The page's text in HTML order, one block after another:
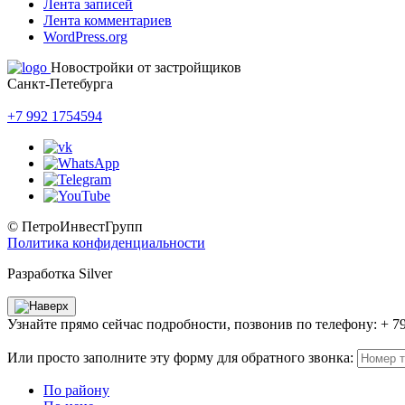
Лента записей
Лента комментариев
WordPress.org
Новостройки от застройщиков
Санкт-Петебурга
+7 992 1754594
© ПетроИнвестГрупп
Политика конфиденциальности
Разработка Silver
Узнайте прямо сейчас подробности, позвонив по телефону: +
Или просто заполните эту форму для обратного звонка:
По району